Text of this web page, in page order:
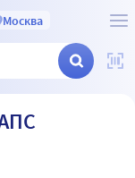
Москва